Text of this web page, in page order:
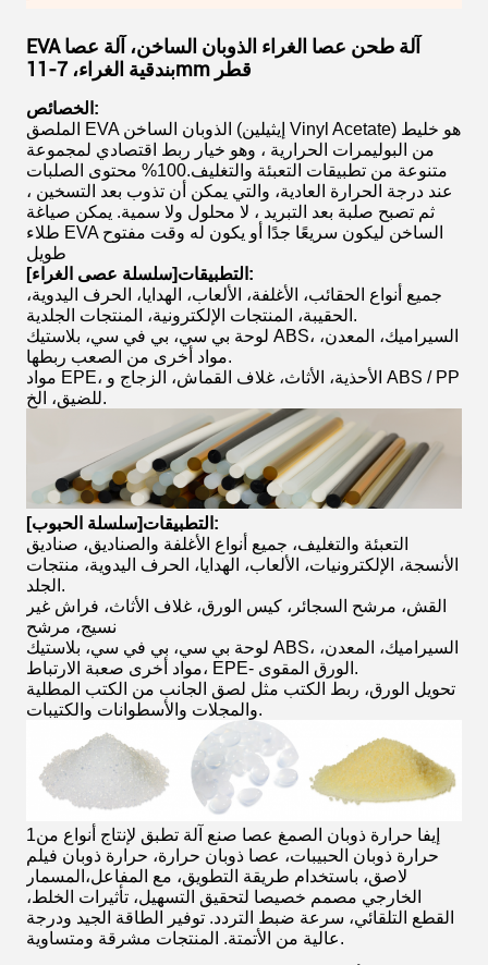
EVA آلة طحن عصا الغراء الذوبان الساخن، آلة عصا
بندقية الغراء، 7-11mm قطر
الخصائص:
الملصق EVA الذوبان الساخن (إيثيلين Vinyl Acetate) هو خليط
من البوليمرات الحرارية ، وهو خيار ربط اقتصادي لمجموعة
متنوعة من تطبيقات التعبئة والتغليف.100% محتوى الصلبات
عند درجة الحرارة العادية، والتي يمكن أن تذوب بعد التسخين ،
ثم تصبح صلبة بعد التبريد ، لا محلول ولا سمية. يمكن صياغة
طلاء EVA الساخن ليكون سريعًا جدًا أو يكون له وقت مفتوح
طويل
[سلسلة عصى الغراء]التطبيقات:
جميع أنواع الحقائب، الأغلفة، الألعاب، الهدايا، الحرف اليدوية،
الحقيبة، المنتجات الإلكترونية، المنتجات الجلدية.
لوحة بي سي، بي في سي، بلاستيك ABS، السيراميك، المعدن،
مواد أخرى من الصعب ربطها.
مواد EPE، الأحذية، الأثاث، غلاف القماش، الزجاج و ABS / PP
للضيق، الخ.
[سلسلة الحبوب]التطبيقات:
التعبئة والتغليف، جميع أنواع الأغلفة والصناديق، صناديق
الأنسجة، الإلكترونيات، الألعاب، الهدايا، الحرف اليدوية، منتجات
الجلد.
القش، مرشح السجائر، كيس الورق، غلاف الأثاث، فراش غير
نسيج، مرشح
لوحة بي سي، بي في سي، بلاستيك ABS، السيراميك، المعدن،
مواد أخرى صعبة الارتباط، EPE- الورق المقوى.
تحويل الورق، ربط الكتب مثل لصق الجانب من الكتب المطلية
والمجلات والأسطوانات والكتيبات.
1إيفا حرارة ذوبان الصمغ عصا صنع آلة تطبق لإنتاج أنواع من
حرارة ذوبان الحبيبات، عصا ذوبان حرارة، حرارة ذوبان فيلم
لاصق، باستخدام طريقة التطويق، مع المفاعل،المسمار
الخارجي مصمم خصيصا لتحقيق التسهيل، تأثيرات الخلط،
القطع التلقائي، سرعة ضبط التردد. توفير الطاقة الجيد ودرجة
عالية من الأتمتة. المنتجات مشرقة ومتساوية.